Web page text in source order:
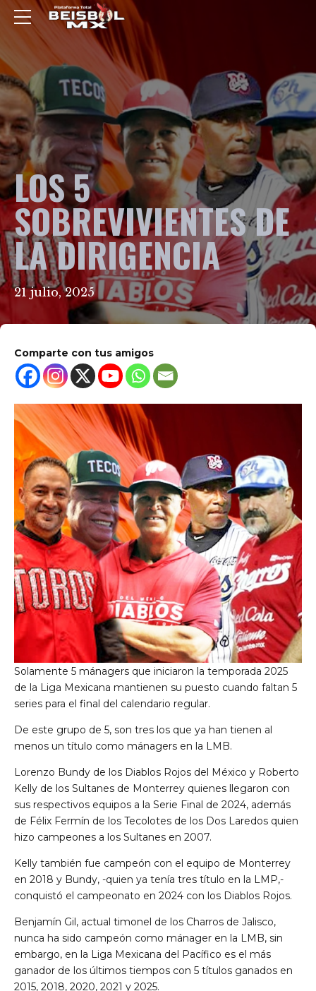
LOS 5
SOBREVIVIENTES DE
LA DIRIGENCIA
21 julio, 2025
Comparte con tus amigos
Solamente 5 mánagers que iniciaron la temporada 2025
de la Liga Mexicana mantienen su puesto cuando faltan 5
series para el final del calendario regular.
De este grupo de 5, son tres los que ya han tienen al
menos un título como mánagers en la LMB.
Lorenzo Bundy de los Diablos Rojos del México y Roberto
Kelly de los Sultanes de Monterrey quienes llegaron con
sus respectivos equipos a la Serie Final de 2024, además
de Félix Fermín de los Tecolotes de los Dos Laredos quien
hizo campeones a los Sultanes en 2007.
Kelly también fue campeón con el equipo de Monterrey
en 2018 y Bundy, -quien ya tenía tres título en la LMP,-
conquistó el campeonato en 2024 con los Diablos Rojos.
Benjamín Gil, actual timonel de los Charros de Jalisco,
nunca ha sido campeón como mánager en la LMB, sin
embargo, en la Liga Mexicana del Pacífico es el más
ganador de los últimos tiempos con 5 títulos ganados en
2015, 2018, 2020, 2021 y 2025.